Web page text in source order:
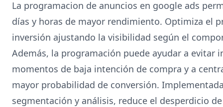
La programacion de anuncios en google ads
días y horas de mayor rendimiento. Optimiza el
inversión ajustando la visibilidad según el
Además, la programación puede ayudar a evitar
momentos de baja intención de compra y a
mayor probabilidad de conversión.
segmentación y análisis, reduce el desperdicio